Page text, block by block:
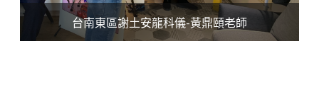
台南東區謝土安龍科儀-黃鼎頤老師